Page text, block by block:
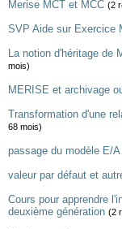
Merise MCT et MCC (2
SVP Aide sur Exercice
La notion d'héritage de
mois)
MERISE et archivage
Transformation d'une
68 mois)
passage du modèle E/
valeur par défaut et
Cours pour apprendre
deuxième génération (2